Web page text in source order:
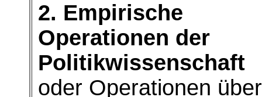
2. Empirische
Operationen der
Politikwissenschaft
oder Operationen über